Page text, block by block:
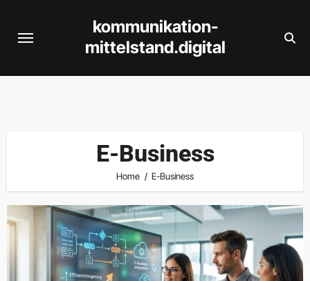
kommunikation-
mittelstand.digital
E-Business
Home E-Business